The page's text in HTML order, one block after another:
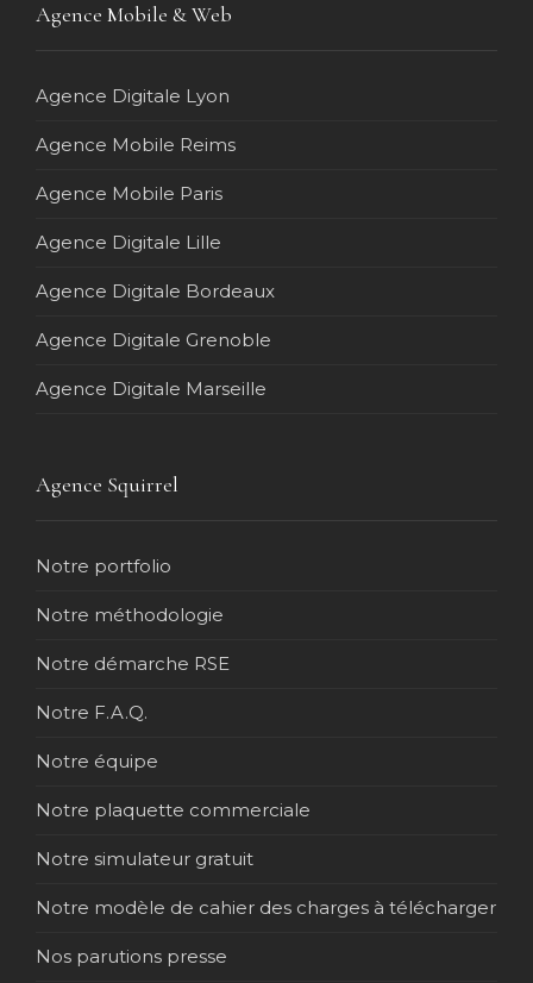
Agence Mobile & Web
Agence Digitale Lyon
Agence Mobile Reims
Agence Mobile Paris
Agence Digitale Lille
Agence Digitale Bordeaux
Agence Digitale Grenoble
Agence Digitale Marseille
Agence Squirrel
Notre portfolio
Notre méthodologie
Notre démarche RSE
Notre F.A.Q.
Notre équipe
Notre plaquette commerciale
Notre simulateur gratuit
Notre modèle de cahier des charges à télécharger
Nos parutions presse